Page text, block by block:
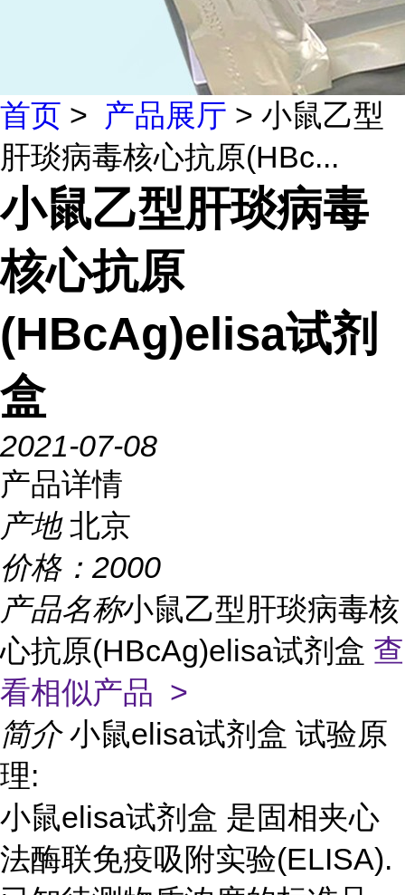
首页 > 产品展厅 > 小鼠乙型
肝琰病毒核心抗原(HBc...
小鼠乙型肝琰病毒
核心抗原
(HBcAg)elisa试剂
盒
2021-07-08
产品详情
产地 北京
价格： 2000
产品名称小鼠乙型肝琰病毒核
心抗原(HBcAg)elisa试剂盒 查
看相似产品 >
简介 小鼠elisa试剂盒 试验原
理:
小鼠elisa试剂盒 是固相夹心
法酶联免疫吸附实验(ELISA).